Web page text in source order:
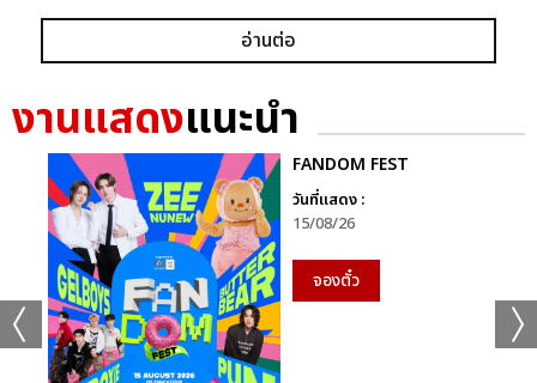
อ่านต่อ
งานแสดงแนะนำ
FANDOM FEST
วันที่แสดง :
15/08/26
จองตั๋ว